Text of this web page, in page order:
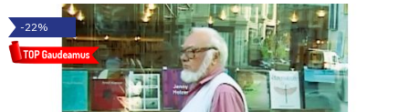
-22%